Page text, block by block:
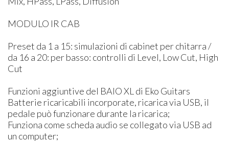
MODULO IR CAB
Preset da 1 a 15: simulazioni di cabinet per chitarra /
da 16 a 20: per basso: controlli di Level, Low Cut, High
Cut
Funzioni aggiuntive del BAIO XL di Eko Guitars
Batterie ricaricabili incorporate, ricarica via USB, il
pedale può funzionare durante la ricarica;
Funziona come scheda audio se collegato via USB ad
un computer;